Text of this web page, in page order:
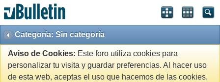
Categoría: Sin categoría
Aviso de Cookies: Este foro utiliza cookies para
personalizar tu visita y guardar preferencias. Al hacer uso
de esta web, aceptas el uso que hacemos de las cookies.